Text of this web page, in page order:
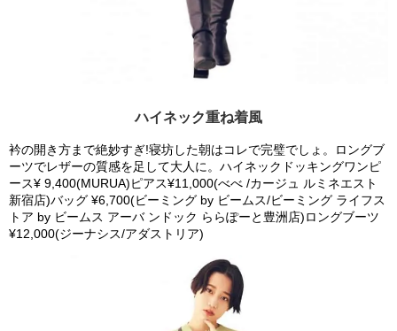
ハイネック重ね着風
衿の開き方まで絶妙すぎ!寝坊した朝はコレで完璧でしょ。ロングブ
ーツでレザーの質感を足して大人に。ハイネックドッキングワンピ
ース¥ 9,400(MURUA)ピアス¥11,000(べべ /カージュ ルミネエスト
新宿店)バッグ ¥6,700(ビーミング by ビームス/ビーミング ライフス
トア by ビームス アーバ ンドック ららぽーと豊洲店)ロングブーツ
¥12,000(ジーナシス/アダストリア)